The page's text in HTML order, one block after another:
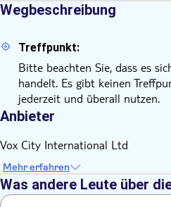
Wegbeschreibung
Treffpunkt:
Bitte beachten Sie, dass es
handelt. Es gibt keinen
jederzeit und überall nutzen.
Anbieter
Vox City International Ltd
Mehr erfahren
Was andere Leute über